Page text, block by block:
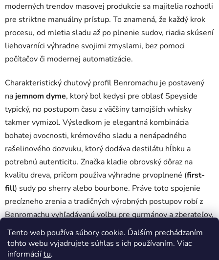
Tento web používa súbory cookie. Ďalším prechádzaním
tohto webu vyjadrujete súhlas s ich používaním. Viac
informáciítu.
moderných trendov masovej produkcie sa majitelia rozhodli
pre striktne manuálny prístup. To znamená, že každý krok
procesu, od mletia sladu až po plnenie sudov, riadia skúsení
liehovarníci výhradne svojimi zmyslami, bez pomoci
počítačov či modernej automatizácie.
Charakteristický chuťový profil Benromachu je postavený
na jemnom dyme, ktorý bol kedysi pre oblasť Speyside
typický, no postupom času z väčšiny tamojších whisky
takmer vymizol. Výsledkom je elegantná kombinácia
bohatej ovocnosti, krémového sladu a nenápadného
rašelinového dozvuku, ktorý dodáva destilátu hĺbku a
potrebnú autenticitu. Značka kladie obrovský dôraz na
kvalitu dreva, pričom používa výhradne prvoplnené (first-
fill) sudy po sherry alebo bourbone. Práve toto spojenie
precízneho zrenia a tradičných výrobných postupov robí z
Benromachu vyhľadávanú voľbu pre gurmánov a zberateľov,
ktorí v pohári hľadajú skutočný charakter a integritu starej
školy.